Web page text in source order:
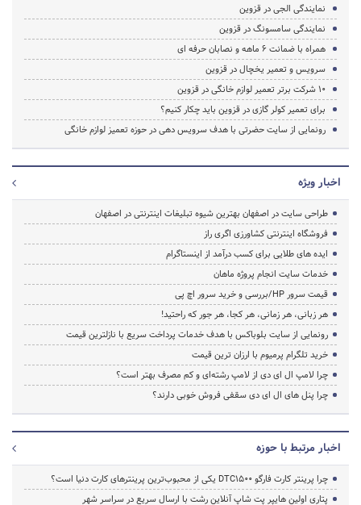
نمایندگی الجی در قزوین
نمایندگی سامسونگ در قزوین
همراه با ضمانت 6 ماهه و نصابان حرفه ای
سرویس و تعمیر یخچال در قزوین
۱۰ شرکت برتر تعمیر لوازم خانگی در قزوین
برای تعمیر کولر گازی در قزوین باید چکار کنیم؟
رونمایی از سایت حضرتی با هدف سرویس دهی در حوزه تعمیز لوازم خانگی
اخبار ویژه
طراحی سایت در اصفهان بهترین شیوه تبلیغات اینترنتی در اصفهان
فروشگاه اینترنتی کشاورزی اگری راز
ایده های طلایی برای کسب درآمد از اینستاگرام
خدمات سایت انجام پروژه ماهان
قیمت سرور HP/بررسی و خرید سرور اچ پی
هر زبانی، هر زمانی، هر کجا، هر جور که راحتید!
رونمایی از سایت بلوباکس با هدف خدمات پرداخت سریع با نازلترین قیمت
خرید تلگرام پرمیوم با ارزان ترین قیمت
چرا لامپ ال ای دی از لامپ رشته‌ای و کم مصرف بهتر است؟
چرا پنل های ال ای دی سقفی فروش خوبی دارند؟
اخبار مرتبط با حوزه
چرا پرینتر کارت فارگو DTC1500 یکی از محبوب‌ترین پرینترهای کارت دنیا است؟
پتاری اولین هایپر پت شاپ آنلاین رشت با ارسال سریع در سراسر شهر